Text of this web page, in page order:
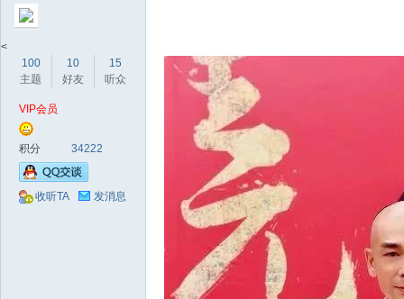
<
100
主题
10
好友
15
听众
VIP会员
积分 34222
收听TA 发消息